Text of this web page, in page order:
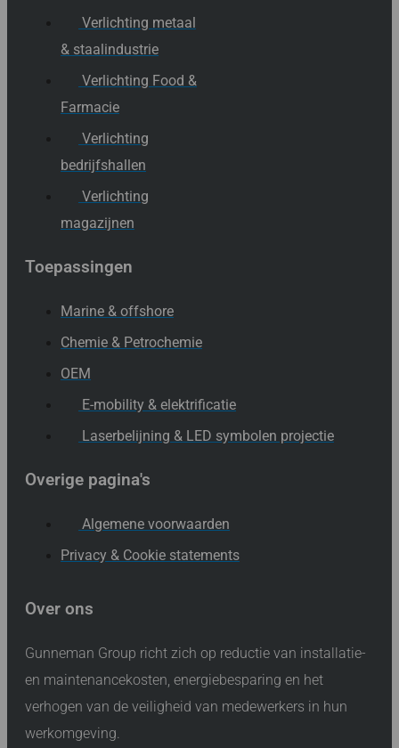
Verlichting metaal
& staalindustrie
Verlichting Food &
Farmacie
Verlichting
bedrijfshallen
Verlichting
magazijnen
Toepassingen
Marine & offshore
Chemie & Petrochemie
OEM
E-mobility & elektrificatie
Laserbelijning & LED symbolen projectie
Overige pagina's
Algemene voorwaarden
Privacy & Cookie statements
Over ons
Gunneman Group richt zich op reductie van installatie-
en maintenancekosten, energiebesparing en het
verhogen van de veiligheid van medewerkers in hun
werkomgeving.